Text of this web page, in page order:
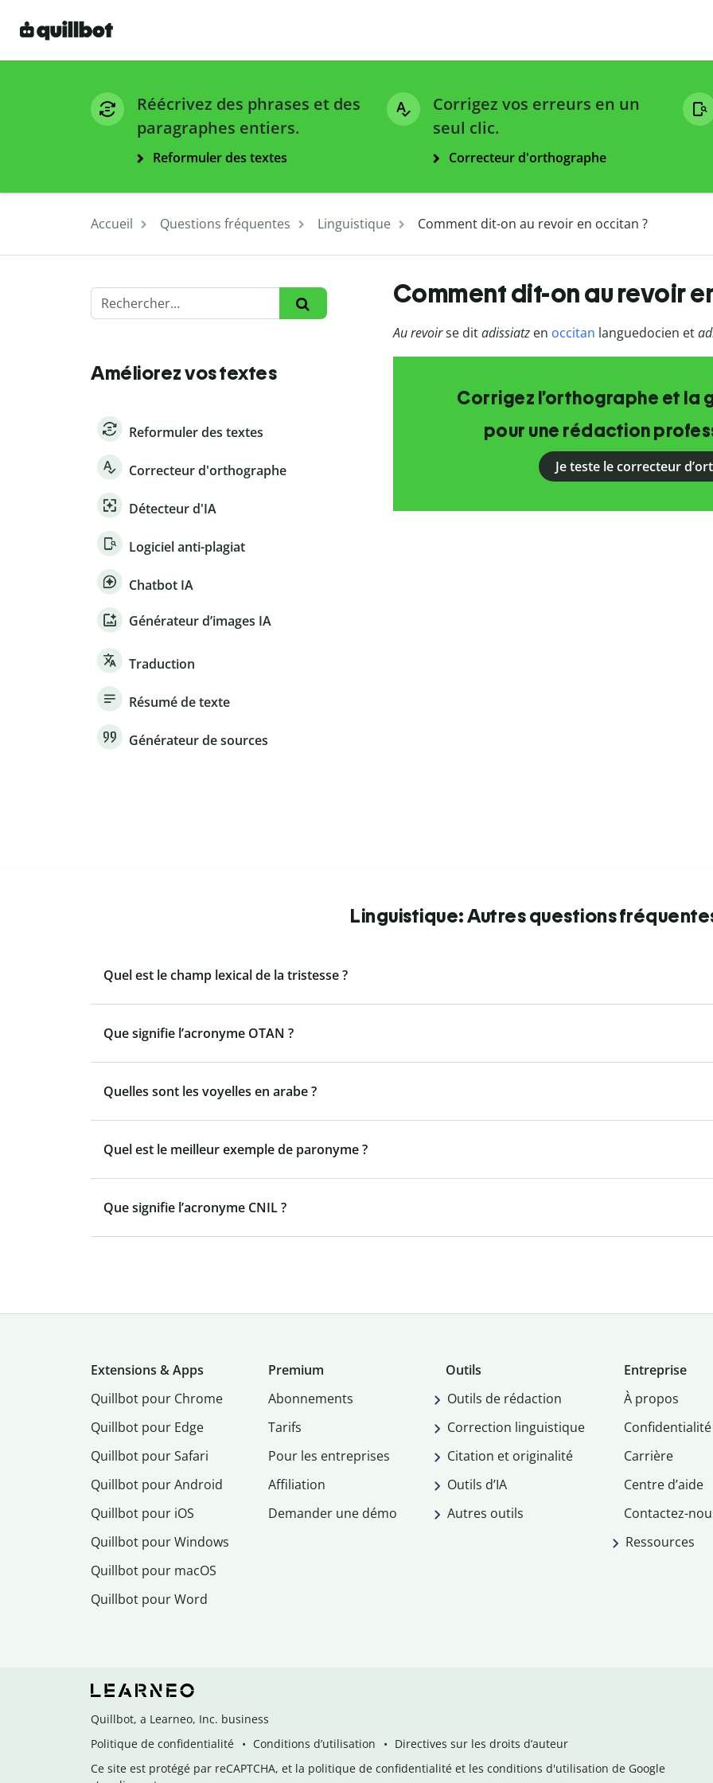
Réécrivez des phrases et des
paragraphes entiers.
Reformuler des textes
Corrigez vos erreurs en un
seul clic.
Correcteur d'orthographe
Accueil Questions fréquentes Linguistique Comment dit-on au revoir en occitan ?
Améliorez vos textes
Reformuler des textes
Correcteur d'orthographe
Détecteur d'IA
Logiciel anti-plagiat
Chatbot IA
Générateur d’images IA
Traduction
Résumé de texte
Générateur de sources
Comment dit-on au revoir
Au revoirse ditadissiatz en occitan languedocien et
Corrigez l’orthographe et la
pour une rédaction
Je teste le correcteur
Linguistique: Autres questions
Quel est le champ lexical de la tristesse ?
Que signifie l’acronyme OTAN ?
Quelles sont les voyelles en arabe ?
Quel est le meilleur exemple de paronyme ?
Que signifie l’acronyme CNIL ?
Extensions & Apps
Quillbot pour Chrome
Quillbot pour Edge
Quillbot pour Safari
Quillbot pour Android
Quillbot pour iOS
Quillbot pour Windows
Quillbot pour macOS
Quillbot pour Word
Premium
Abonnements
Tarifs
Pour les entreprises
Affiliation
Demander une démo
Outils
Outils de rédaction
Correction linguistique
Citation et originalité
Outils d’IA
Autres outils
Entreprise
À propos
Confidentialité
Carrière
Centre d’aide
Contactez-
Ressources
Quillbot, a Learneo, Inc. business
Politique de confidentialité
Conditions d’utilisation
Directives sur les droits d’auteur
Ce site est protégé par reCAPTCHA, et la politique de confidentialité et les conditions d'utilisation de Google